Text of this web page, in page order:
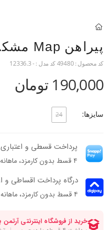
پیراهن Map مشکی M
کد محصول :49480کد مدل :- 12336.3
190,000 تومان
سایزها: 24
پرداخت قسطی و
۴ قسط بدون کارمزد، ماهانه ۴۷٬۵۰۰ تومان
درگاه پرداخت اقساطی و
۴ قسط بدون کارمزد، ماهانه 47,500 تومان